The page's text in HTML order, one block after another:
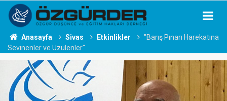
Anasayfa Sivas Etkinlikler
''Barış Pınarı Harekatına
Sevinenler ve Üzülenler''